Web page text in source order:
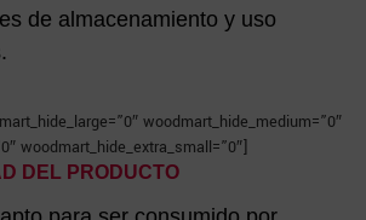
de almacenamiento y uso
woodmart_hide_medium=”0″
woodmart_hide_extra_small=”0″]
DEL PRODUCTO